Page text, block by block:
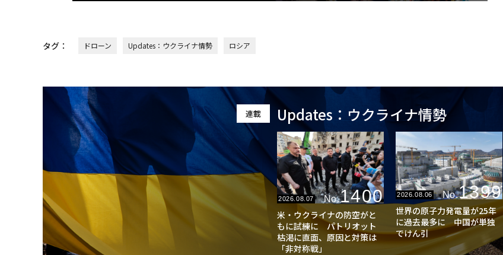
タグ： ドローン Updates：ウクライナ情勢 ロシア
連載 Updates：ウクライナ情勢
2026.08.07 No.1400
米・ウクライナの防空がと
もに試練に パトリオット
枯渇に直面、原因と対策は
「非対称戦」
2026.08.06 No.1399
世界の原子力発電量が25年
に過去最多に 中国が単独
でけん引